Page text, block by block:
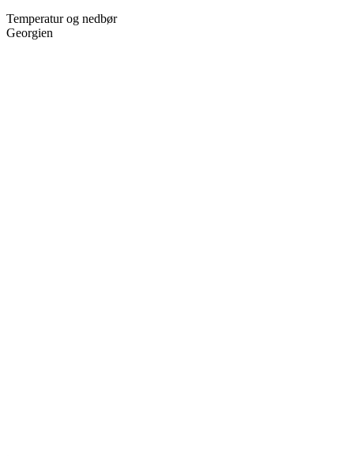
Temperatur og nedbør
Georgien